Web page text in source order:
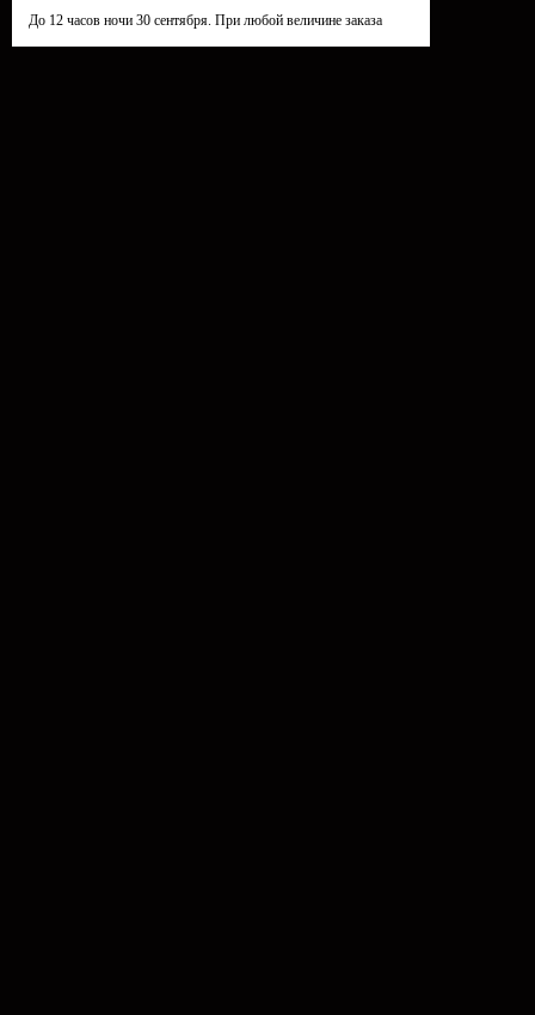
До 12 часов ночи 30 сентября. При любой величине заказа